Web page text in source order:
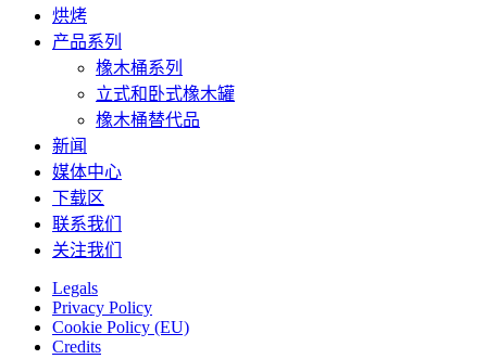
烘烤
产品系列
橡木桶系列
立式和卧式橡木罐
橡木桶替代品
新闻
媒体中心
下载区
联系我们
关注我们
Legals
Privacy Policy
Cookie Policy (EU)
Credits